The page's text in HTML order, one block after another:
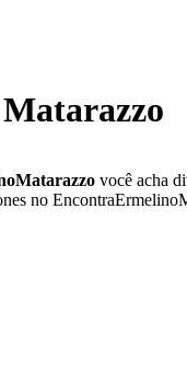
você acha
no